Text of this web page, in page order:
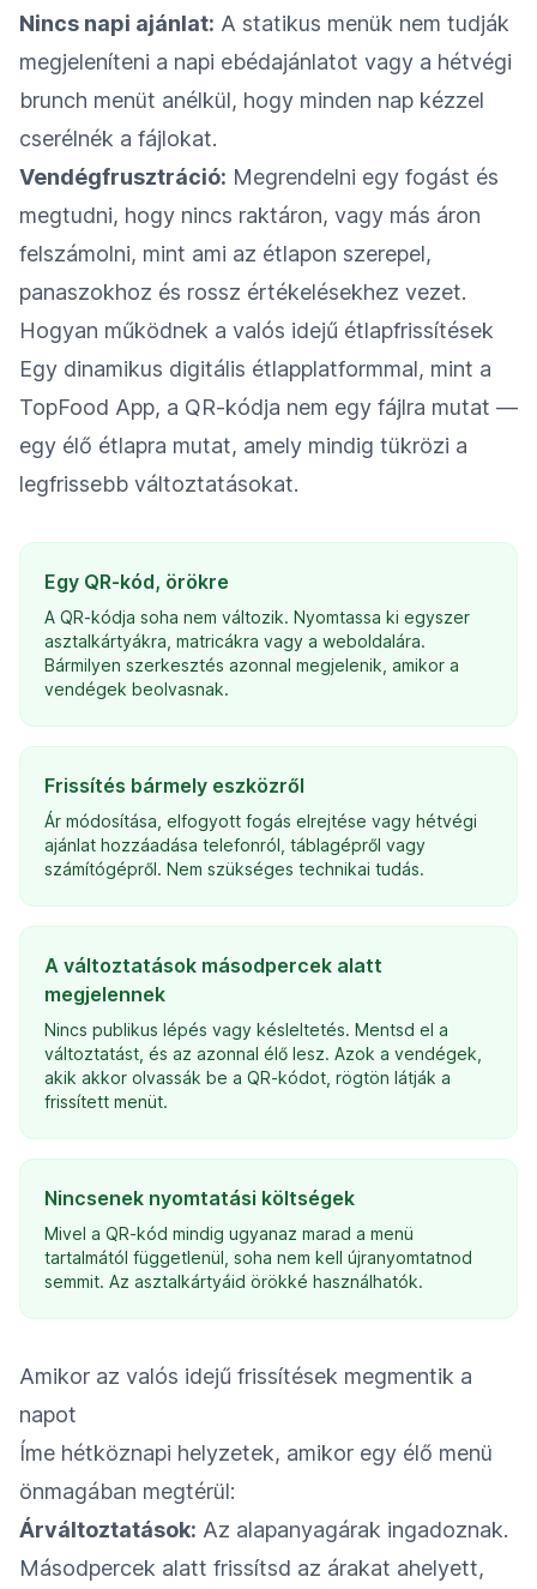
Nincs napi ajánlat: A statikus menük nem tudják
megjeleníteni a napi ebédajánlatot vagy a hétvégi
brunch menüt anélkül, hogy minden nap kézzel
cserélnék a fájlokat.
Vendégfrusztráció: Megrendelni egy fogást és
megtudni, hogy nincs raktáron, vagy más áron
felszámolni, mint ami az étlapon szerepel,
panaszokhoz és rossz értékelésekhez vezet.
Hogyan működnek a valós idejű étlapfrissítések
Egy dinamikus digitális étlapplatformmal, mint a
TopFood App, a QR-kódja nem egy fájlra mutat —
egy élő étlapra mutat, amely mindig tükrözi a
legfrissebb változtatásokat.
Egy QR-kód, örökre
A QR-kódja soha nem változik. Nyomtassa ki egyszer
asztalkártyákra, matricákra vagy a weboldalára.
Bármilyen szerkesztés azonnal megjelenik, amikor a
vendégek beolvasnak.
Frissítés bármely eszközről
Ár módosítása, elfogyott fogás elrejtése vagy hétvégi
ajánlat hozzáadása telefonról, táblagépről vagy
számítógépről. Nem szükséges technikai tudás.
A változtatások másodpercek alatt
megjelennek
Nincs publikus lépés vagy késleltetés. Mentsd el a
változtatást, és az azonnal élő lesz. Azok a vendégek,
akik akkor olvassák be a QR-kódot, rögtön látják a
frissített menüt.
Nincsenek nyomtatási költségek
Mivel a QR-kód mindig ugyanaz marad a menü
tartalmától függetlenül, soha nem kell újranyomtatnod
semmit. Az asztalkártyáid örökké használhatók.
Amikor az valós idejű frissítések megmentik a
napot
Íme hétköznapi helyzetek, amikor egy élő menü
önmagában megtérül:
Árváltoztatások: Az alapanyagárak ingadoznak.
Másodpercek alatt frissítsd az árakat ahelyett,